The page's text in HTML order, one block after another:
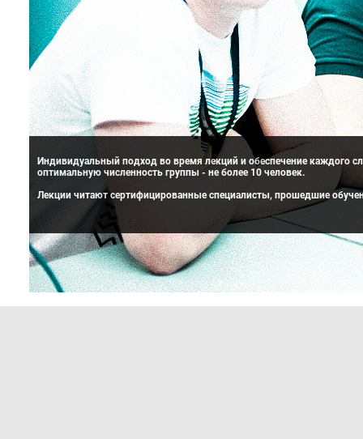
Индивидуальный подход во время лекций и обеспечение каждого
оптимальную численность группы - не более 10 человек.
Лекции читают сертифицированные специалисты, прошедшие